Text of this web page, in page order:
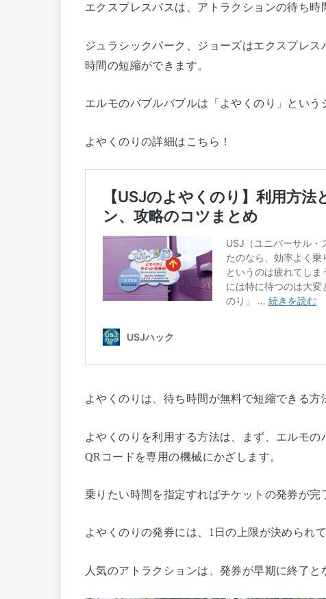
エクスプレスパスは、アトラクションの待ち時
ジュラシックパーク、ジョーズはエクスプレ
時間の短縮ができます。
エルモのバブルバブルは「よやくのり」という
よやくのりの詳細はこちら！
よやくのりは、待ち時間が無料で短縮できる方
よやくのりを利用する方法は、まず、エルモ
QRコードを専用の機械にかざします。
乗りたい時間を指定すればチケットの発券が完
よやくのりの発券には、1日の上限が決められ
人気のアトラクションは、発券が早期に終了と